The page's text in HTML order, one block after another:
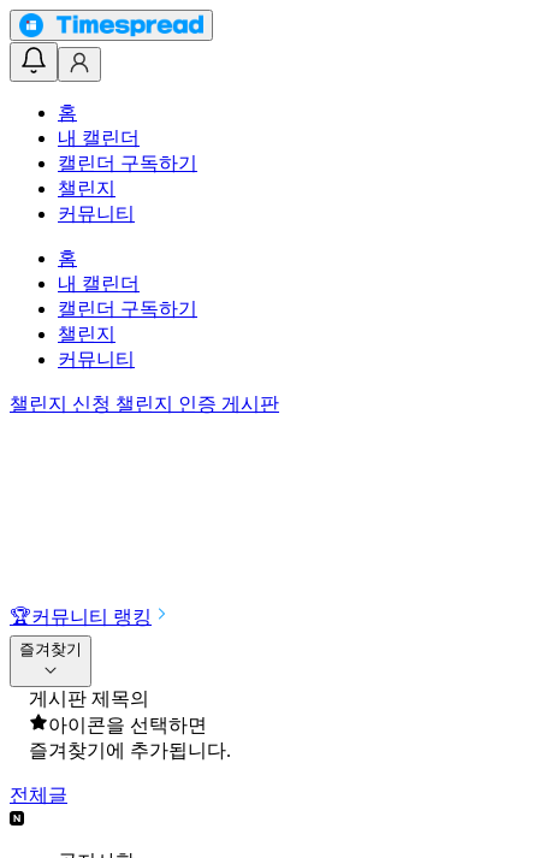
홈
내 캘린더
캘린더 구독하기
챌린지
커뮤니티
홈
내 캘린더
캘린더 구독하기
챌린지
커뮤니티
챌린지 신청 챌린지 인증 게시판
🏆커뮤니티 랭킹
즐겨찾기
게시판 제목의
아이콘을 선택하면
즐겨찾기에 추가됩니다.
전체글